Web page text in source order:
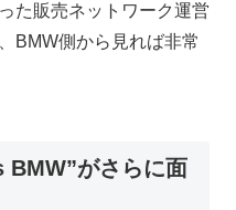
た販売ネットワーク運営
BMW側から見れば非常
BMW”がさらに面